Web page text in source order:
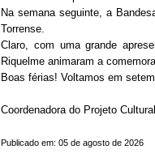
Na semana seguinte, a
Torrense.
Claro, com uma grande
Riquelme animaram a
Boas férias! Voltamos em
Coordenadora do Projeto
Publicado em: 05 de agosto de 2026